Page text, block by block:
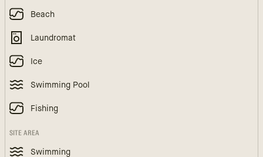
Beach
Laundromat
Ice
Swimming Pool
Fishing
SITE AREA
Swimming